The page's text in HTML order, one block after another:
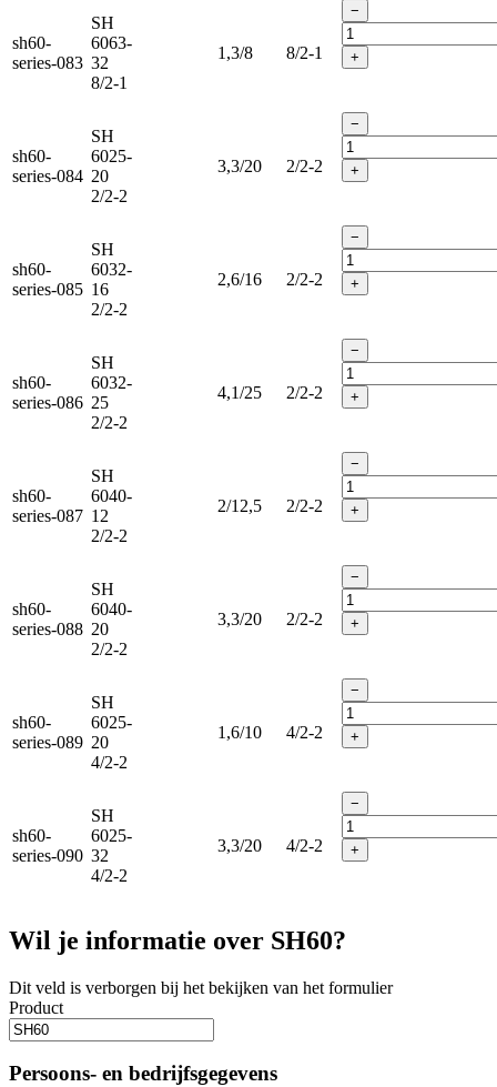
sh60-
series-083
SH
6063-
32
8/2-1
1,3/8 8/2-1
−
+
sh60-
series-084
SH
6025-
20
2/2-2
3,3/20 2/2-2
−
+
sh60-
series-085
SH
6032-
16
2/2-2
2,6/16 2/2-2
−
+
sh60-
series-086
SH
6032-
25
2/2-2
4,1/25 2/2-2
−
+
sh60-
series-087
SH
6040-
12
2/2-2
2/12,5 2/2-2
−
+
sh60-
series-088
SH
6040-
20
2/2-2
3,3/20 2/2-2
−
+
sh60-
series-089
SH
6025-
20
4/2-2
1,6/10 4/2-2
−
+
sh60-
series-090
SH
6025-
32
4/2-2
3,3/20 4/2-2
−
+
Wil je informatie over SH60?
Dit veld is verborgen bij het bekijken van het formulier
Product
Persoons- en bedrijfsgegevens